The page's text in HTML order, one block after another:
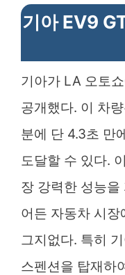
기아 EV9
기아가 LA 오토
공개했다. 이 차
분에 단 4.3초 만
도달할 수 있다.
장 강력한 성능을
어든 자동차 시장
그지없다. 특히
스펜션을 탑재하